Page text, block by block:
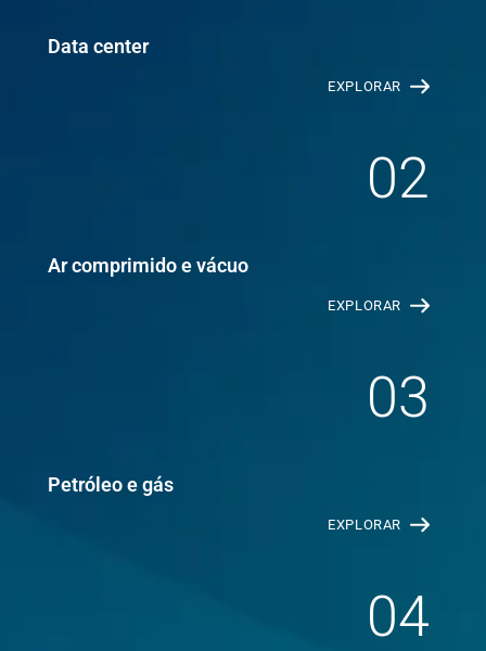
Data center
EXPLORAR
02
Ar comprimido e vácuo
EXPLORAR
03
Petróleo e gás
EXPLORAR
04